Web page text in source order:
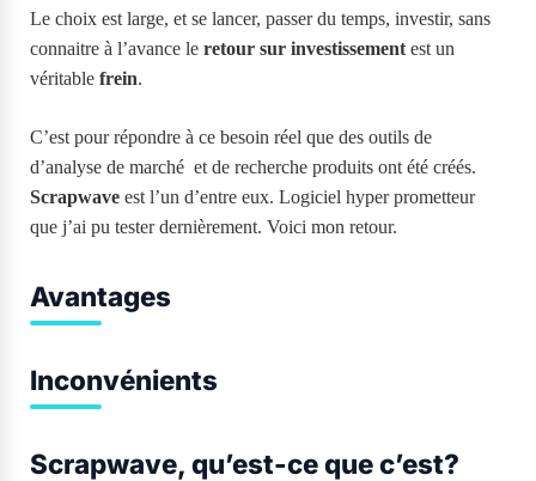
Le choix est large, et se lancer, passer du temps, investir, sans
connaitre à l’avance le retour sur investissement est un
véritable frein.
C’est pour répondre à ce besoin réel que des outils de
d’analyse de marché et de recherche produits ont été créés.
Scrapwave est l’un d’entre eux. Logiciel hyper prometteur
que j’ai pu tester dernièrement. Voici mon retour.
Avantages
Inconvénients
Scrapwave, qu’est-ce que c’est?